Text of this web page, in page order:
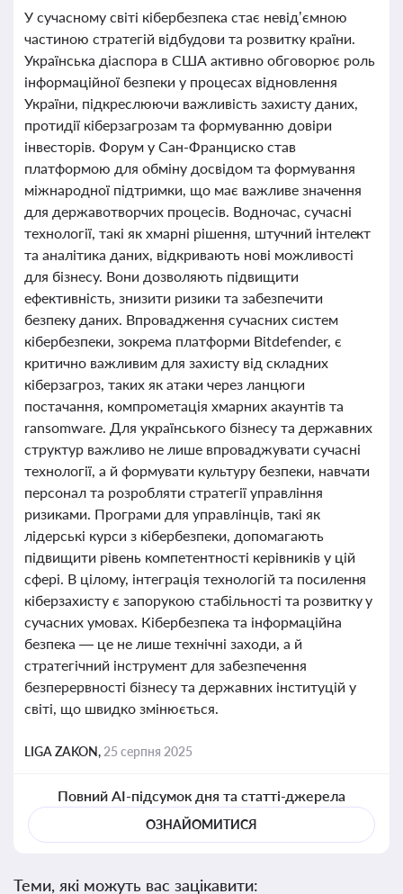
У сучасному світі кібербезпека стає невід’ємною
частиною стратегій відбудови та розвитку країни.
Українська діаспора в США активно обговорює роль
інформаційної безпеки у процесах відновлення
України, підкреслюючи важливість захисту даних,
протидії кіберзагрозам та формуванню довіри
інвесторів. Форум у Сан-Франциско став
платформою для обміну досвідом та формування
міжнародної підтримки, що має важливе значення
для державотворчих процесів. Водночас, сучасні
технології, такі як хмарні рішення, штучний інтелект
та аналітика даних, відкривають нові можливості
для бізнесу. Вони дозволяють підвищити
ефективність, знизити ризики та забезпечити
безпеку даних. Впровадження сучасних систем
кібербезпеки, зокрема платформи Bitdefender, є
критично важливим для захисту від складних
кіберзагроз, таких як атаки через ланцюги
постачання, компрометація хмарних акаунтів та
ransomware. Для українського бізнесу та державних
структур важливо не лише впроваджувати сучасні
технології, а й формувати культуру безпеки, навчати
персонал та розробляти стратегії управління
ризиками. Програми для управлінців, такі як
лідерські курси з кібербезпеки, допомагають
підвищити рівень компетентності керівників у цій
сфері. В цілому, інтеграція технологій та посилення
кіберзахисту є запорукою стабільності та розвитку у
сучасних умовах. Кібербезпека та інформаційна
безпека — це не лише технічні заходи, а й
стратегічний інструмент для забезпечення
безперервності бізнесу та державних інституцій у
світі, що швидко змінюється.
LIGA ZAKON, 25 серпня 2025
Повний AI-підсумок дня та статті-джерела
ОЗНАЙОМИТИСЯ
Теми, які можуть вас зацікавити: